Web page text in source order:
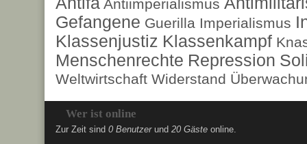
Antiimperialismus
Gefangene Guerilla Imperialismus
Klassenjustiz Klassenkampf
Menschenrechte Repression
Weltwirtschaft Widerstand
Wer ist online
Zur Zeit sind 0 Benutzerund 20 Gäste online.